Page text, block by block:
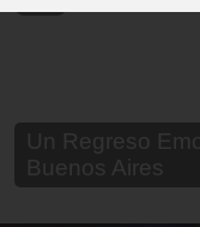
Un Regreso
Buenos Aires